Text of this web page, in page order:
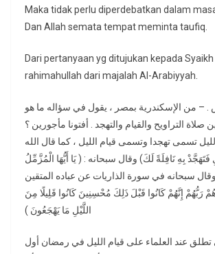
Maka tidak perlu diperdebatkan dalam
Dan Allah semata tempat meminta taufiq.
Dari pertanyaan yg ditujukan kepada Syaikh
rahimahullah dari majalah Al-Arabiyyah.
– من الإسكندرية بمصر ، يقول في سؤاله ما هو
صلاة التراويح والقيام والتهجد . أفتونا مأجورين ؟
تسمى تهجدا وتسمى قيام الليل ، كما قال الله
بِهِ نَافِلَةً لَكَ) وقال سبحانه : ( يَا أَيُّهَا الْمُزَّمِّلُ
وقال سبحانه في سورة الذاريات عن عباده المتقين
رَبُّهُمْ إِنَّهُمْ كَانُوا قَبْلَ ذَلِكَ مُحْسِنِينَ كَانُوا قَلِيلًا مِنَ
اللَّيْلِ مَا يَهْجَعُونَ )
تطلق عند العلماء على قيام الليل في رمضان أول